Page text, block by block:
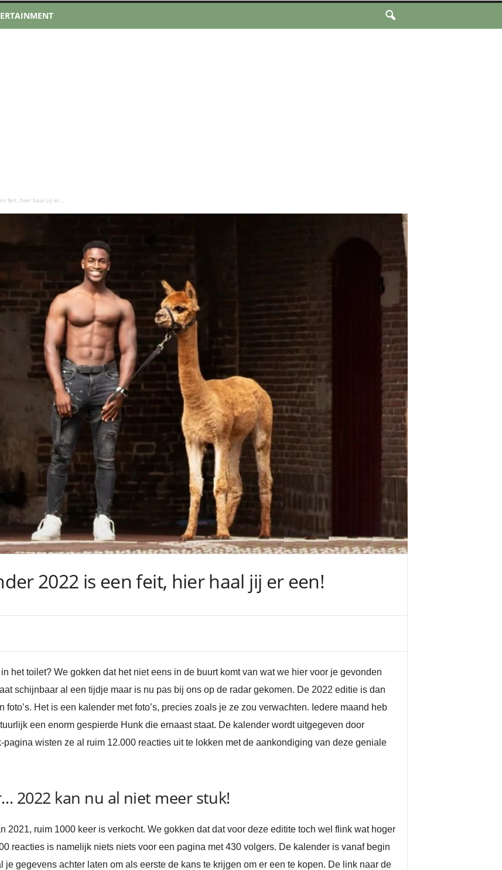
feit, hier haal jij er...
2022 is een feit, hier haal jij er een!
het toilet? We gokken dat het niet eens in de buurt komt van wat we hier voor je gevonden
schijnbaar al een tijdje maar is nu pas bij ons op de radar gekomen. De 2022 editie is dan
Het is een kalender met foto’s, precies zoals je ze zou verwachten. Iedere maand heb
een enorm gespierde Hunk die ernaast staat. De kalender wordt uitgegeven door
pagina wisten ze al ruim 12.000 reacties uit te lokken met de aankondiging van deze geniale
2022 kan nu al niet meer stuk!
2021, ruim 1000 keer is verkocht. We gokken dat dat voor deze editite toch wel flink wat hoger
reacties is namelijk niets niets voor een pagina met 430 volgers. De kalender is vanaf begin
gegevens achter laten om als eerste de kans te krijgen om er een te kopen. De link naar de